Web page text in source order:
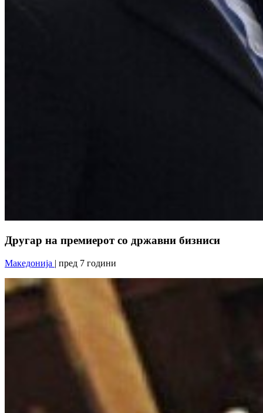
Другар на премиерот со државни бизниси
Македонија | пред 7 години